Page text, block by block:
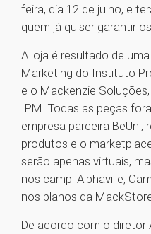
feira, dia 12 de julho, e
quem já quiser garantir
A loja é resultado de
Marketing do Instituto
e o Mackenzie
IPM. Todas as peças
empresa parceira BeUni,
produtos e o
serão apenas virtuais,
nos campi Alphaville,
nos planos da
De acordo com o diretor